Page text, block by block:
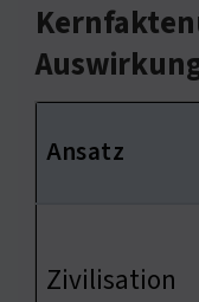
Ansatz
Zivilisation